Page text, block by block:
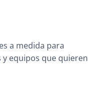
a medida para
equipos que quieren